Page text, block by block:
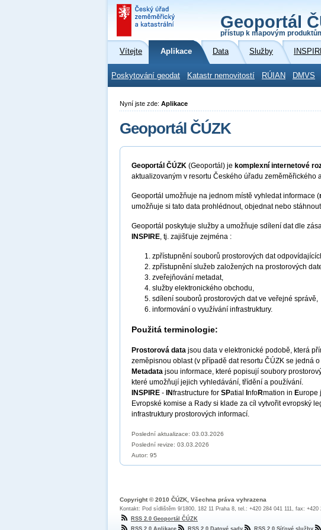
Geoportál
přístup k mapovým
Vítejte Aplikace Data Služby
Poskytování geodat Katastr nemovitostí RÚIAN DMVS
Nyní jste zde: Aplikace
Geoportál ČÚZK
Geoportál ČÚZK (Geoportál) je komplexní internetové
aktualizovaným v resortu Českého úřadu zeměměřického
Geoportál umožňuje na jednom místě vyhledat informace (
umožňuje si tato data prohlédnout, objednat nebo
Geoportál poskytuje služby a umožňuje sdílení dat dle
INSPIRE, tj. zajišťuje zejména :
zpřístupnění souborů prostorových dat
zpřístupnění služeb založených na prostorových
zveřejňování metadat,
služby elektronického obchodu,
sdílení souborů prostorových dat ve veřejné správě,
informování o využívání infrastruktury.
Použitá terminologie:
Prostorová data jsou data v elektronické podobě, která
zeměpisnou oblast (v případě dat resortu ČÚZK se jedná
Metadata jsou informace, které popisují soubory
které umožňují jejich vyhledávání, třídění a používání.
INSPIRE - INfrastructure for SPatial nfoRmation in Europe
Evropské komise a Rady si klade za cíl vytvořit evropský
infrastruktury prostorových informací.
Poslední aktualizace: 03.03.2026
Poslední revize: 03.03.2026
Autor: 95
Copyright © 2010 ČÚZK, Všechna práva vyhrazena
Kontakt: Pod sídlištěm 9/1800, 182 11 Praha 8, tel.: +420 284 041 111, fax: +420
RSS 2.0 Geoportál ČÚZK
RSS 2.0 Aplikace
RSS 2.0 Datové sady RSS 2.0 Síťové služby